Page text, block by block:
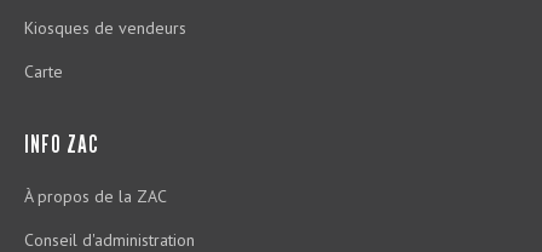
Kiosques de vendeurs
Carte
INFO ZAC
À propos de la ZAC
Conseil d'administration